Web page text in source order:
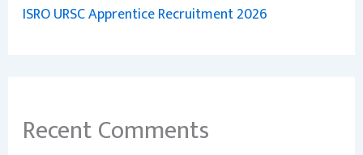
ISRO URSC Apprentice Recruitment 2026
Recent Comments